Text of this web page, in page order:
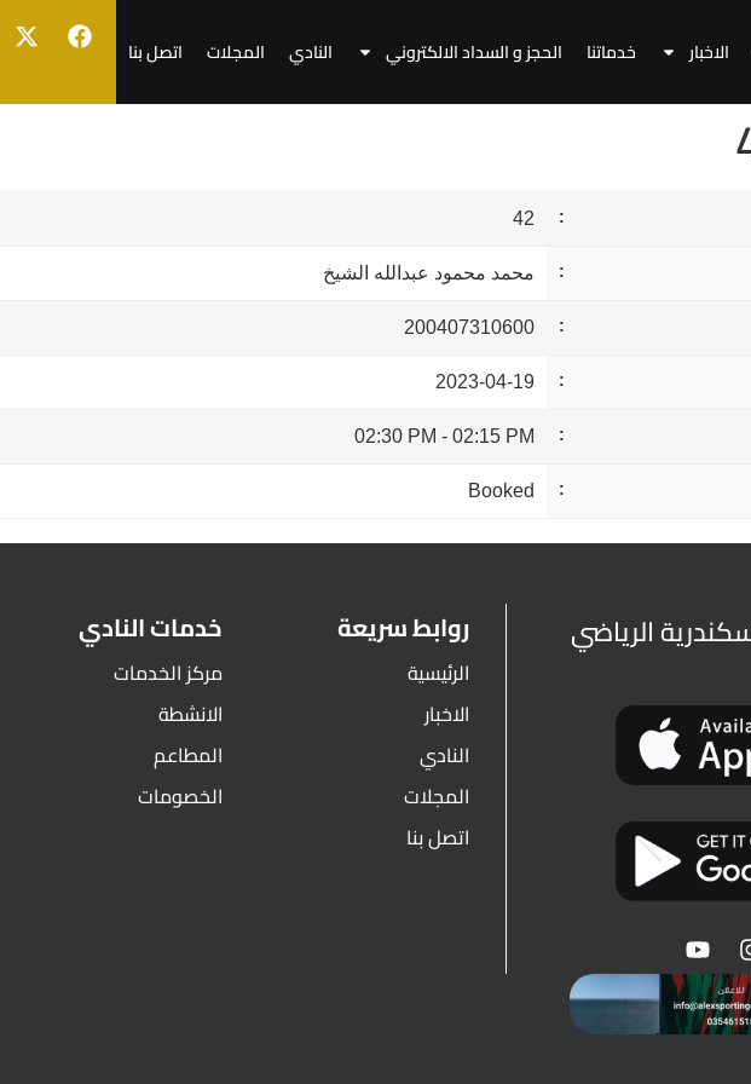
الاخبار خدماتنا الحجز و السداد الالكتروني النادي المجلات اتصل بنا
42
محمد محمود عبدالله الشيخ
200407310600
2023-04-19
02:15 PM
-
02:30 PM
Booked
الرياضي روابط سريعة
الرئيسية
الاخبار
النادي
المجلات
اتصل بنا
خدمات النادي
مركز الخدمات
الانشطة
المطاعم
الخصومات